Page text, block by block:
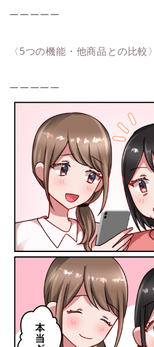
ーーーーー
〈5つの機能・他商品との比較〉
ーーーーー